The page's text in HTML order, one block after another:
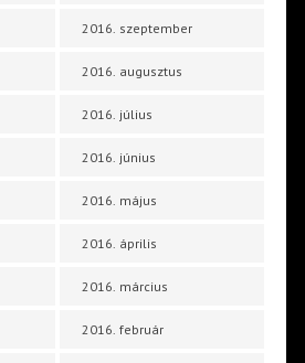
2016. szeptember
2016. augusztus
2016. július
2016. június
2016. május
2016. április
2016. március
2016. február